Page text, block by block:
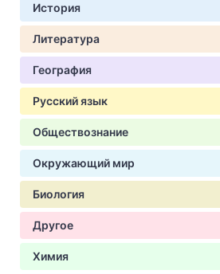
История
Литература
География
Русский язык
Обществознание
Окружающий мир
Биология
Другое
Химия